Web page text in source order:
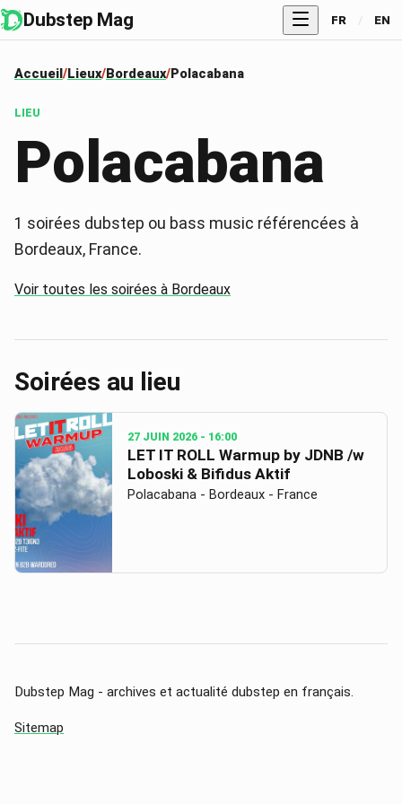
Dubstep Mag FR / EN
Accueil Lieux Bordeaux Polacabana
LIEU
Polacabana
1 soirées dubstep ou bass music référencées à
Bordeaux, France.
Voir toutes les soirées à Bordeaux
Soirées au lieu
27 JUIN 2026 - 16:00
LET IT ROLL Warmup by JDNB /w
Loboski & Bifidus Aktif
Polacabana - Bordeaux - France
Dubstep Mag - archives et actualité dubstep en français.
Sitemap